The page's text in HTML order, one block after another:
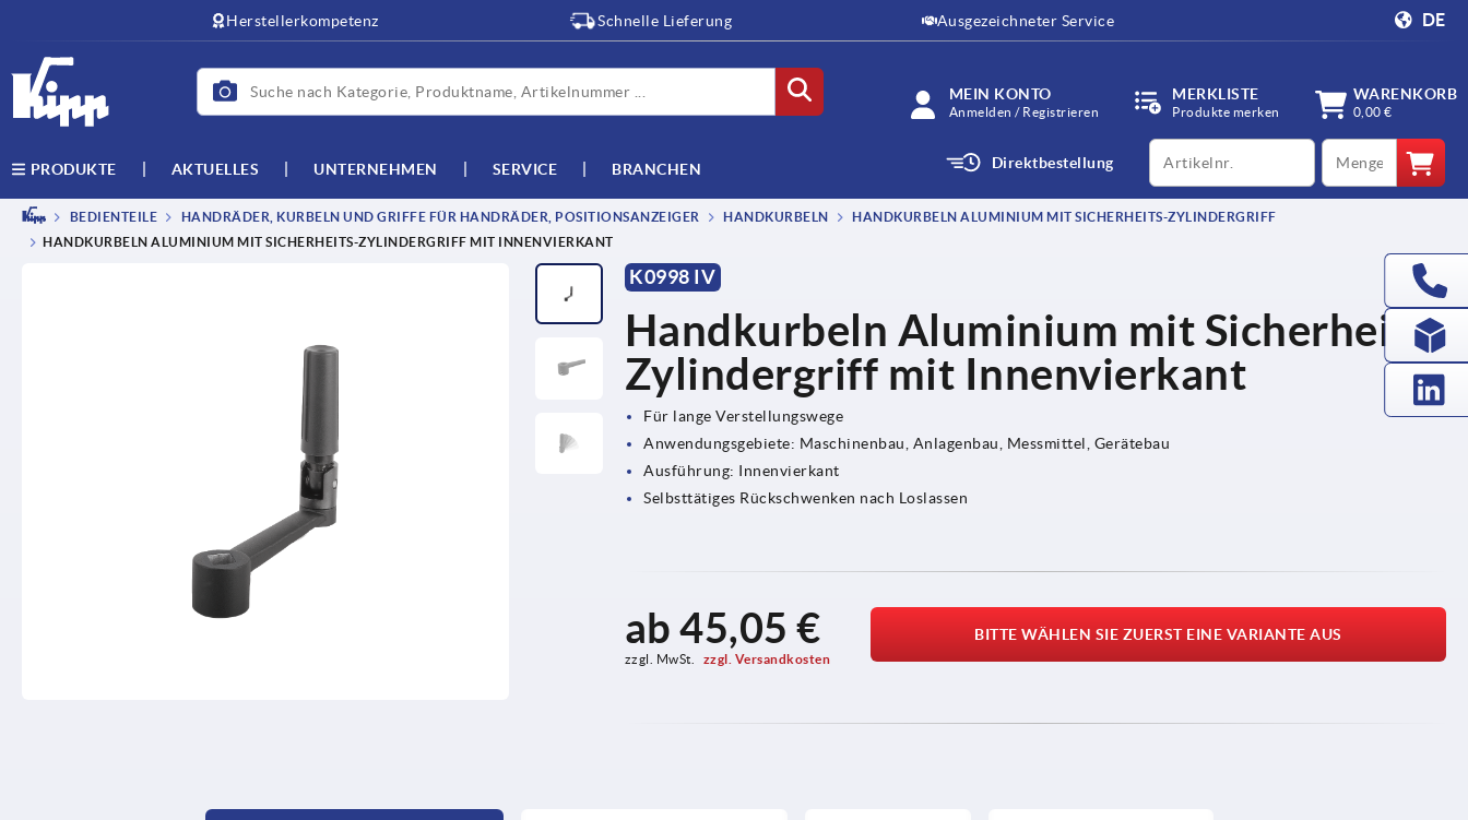
Herstellerkompetenz Schnelle Lieferung Ausgezeichneter Service DE
MEIN KONTO
Anmelden / Registrieren
MERKLISTE
Produkte merken
WARENKORB
0,00 €
PRODUKTE AKTUELLES UNTERNEHMEN SERVICE BRANCHEN Direktbestellung
productCode qty
BEDIENTEILE HANDRÄDER, KURBELN UND GRIFFE FÜR HANDRÄDER, POSITIONSANZEIGER HANDKURBELN
HANDKURBELN ALUMINIUM MIT SICHERHEITS-ZYLINDERGRIFF
HANDKURBELN ALUMINIUM MIT SICHERHEITS-ZYLINDERGRIFF MIT INNENVIERKANT
K0998 IV
Handkurbeln Aluminium mit Sicherheits-
Zylindergriff mit Innenvierkant
Für lange Verstellungswege
Anwendungsgebiete: Maschinenbau, Anlagenbau, Messmittel, Gerätebau
Ausführung: Innenvierkant
Selbsttätiges Rückschwenken nach Loslassen
ab45,05 €
zzgl. MwSt. zzgl. Versandkosten
BITTE WÄHLEN SIE ZUERST EINE VARIANTE AUS